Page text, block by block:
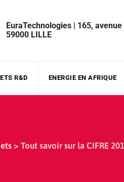
EuraTechnologies | 165,
59000 LILLE
R&D ENERGIE EN AFRIQUE
> Tout savoir sur la CIFRE